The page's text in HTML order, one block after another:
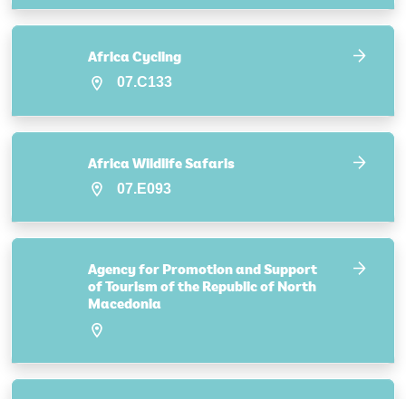
Africa Cycling
07.C133
Africa Wildlife Safaris
07.E093
Agency for Promotion and Support
of Tourism of the Republic of North
Macedonia